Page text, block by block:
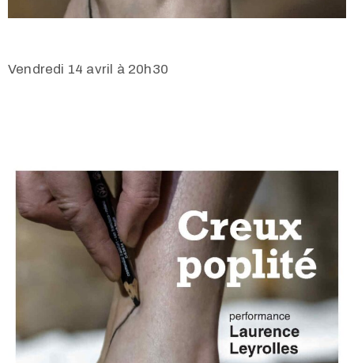
Vendredi 14 avril à 20h30